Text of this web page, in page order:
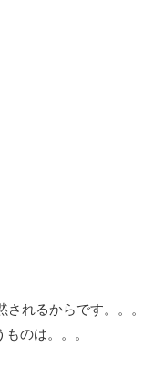
れるからです。。。
のは。。。